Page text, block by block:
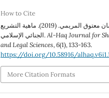
How to Cite
أ. رمضان معتوق المريمي. (2019). ماهية التشريع
الجنائي الإسلامي.Al-Haq Journal for
and Legal Sciences,6(1), 133-163.
https://doi.org/10.58916/
More Citation Formats